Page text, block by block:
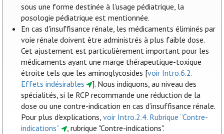
sous une forme destinée à l’usage pédiatrique, la
posologie pédiatrique est mentionnée.
En cas d'insuffisance rénale, les médicaments éliminés par
voie rénale doivent être administrés à plus faible dose.
Cet ajustement est particulièrement important pour les
médicaments ayant une marge thérapeutique-toxique
étroite tels que les aminoglycosides [voir Intro.6.2.
Effets indésirables
]. Nous indiquons, au niveau des
spécialités, si le RCP recommande une réduction de la
dose ou une contre-indication en cas d’insuffisance rénale.
Pour plus d'explications,voir Intro.2.4. Rubrique “Contre-
indications”
, rubrique "Contre-indications".